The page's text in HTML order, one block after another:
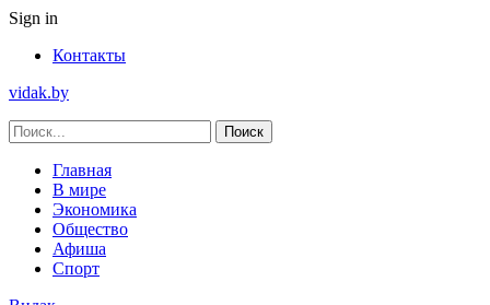
Sign in
Контакты
vidak.by
Главная
В мире
Экономика
Общество
Афиша
Спорт